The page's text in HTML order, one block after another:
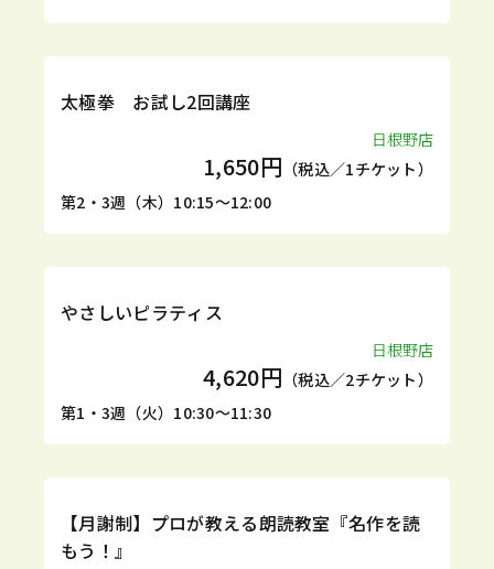
1DAY
太極拳 お試し2回講座
日根野店
1,650円 （税込／1チケット）
第2・3週（木）10:15～12:00
定期 体験
やさしいピラティス
日根野店
4,620円 （税込／2チケット）
第1・3週（火）10:30～11:30
定期 体験
【月謝制】プロが教える朗読教室『名作を読
もう！』